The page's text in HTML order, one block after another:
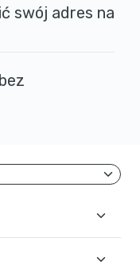
swój adres na